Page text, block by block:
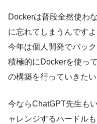
Dockerは普段全然使わ
に忘れてしまうんですよ
今年は個人開発でバッ
積極的にDockerを使っ
の構築を行っていきたい
今ならChatGPT先生も
ャレンジするハードル